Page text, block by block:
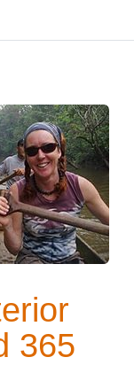
365